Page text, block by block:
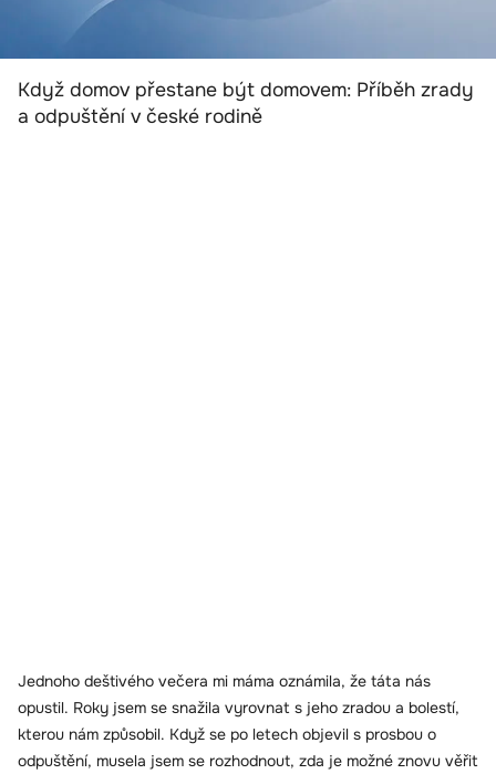
Když domov přestane být domovem: Příběh zrady
a odpuštění v české rodině
Jednoho deštivého večera mi máma oznámila, že táta nás
opustil. Roky jsem se snažila vyrovnat s jeho zradou a bolestí,
kterou nám způsobil. Když se po letech objevil s prosbou o
odpuštění, musela jsem se rozhodnout, zda je možné znovu věřit